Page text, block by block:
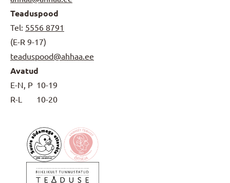
Teaduspood
Tel: 5556 8791
(E-R 9-17)
teaduspood@ahhaa.ee
Avatud
E-N, P 10-19
R-L
10-20